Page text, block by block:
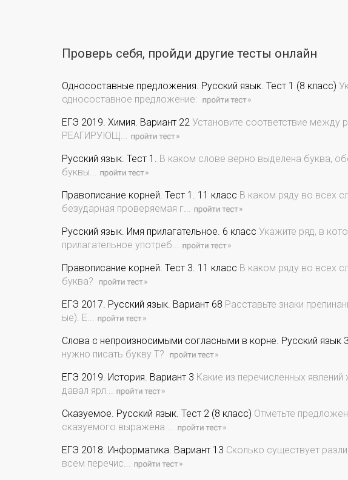
Проверь себя, пройди другие тесты онлайн
Односоставные предложения. Русский язык. Тест 1 (8 класс)
односоставное предложение:
ЕГЭ 2019. Химия. Вариант 22 Установите соответствие между
РЕАГИРУЮЩ...
Русский язык. Тест 1. В каком слове верно выделена буква,
буквы...
Правописание корней. Тест 1. 11 класс В каком ряду во всех
безударная проверяемая г...
Русский язык. Имя прилагательное. 6 класс Укажите ряд, в
прилагательное употреб...
Правописание корней. Тест 3. 11 класс В каком ряду во всех
буква?
ЕГЭ 2017. Русский язык. Вариант 68 Расставьте знаки
ые). Е...
Слова с непроизносимыми согласными в корне. Русский язык
нужно писать букву Т?
ЕГЭ 2019. История. Вариант 3 Какие из перечисленных
давал ярл...
Сказуемое. Русский язык. Тест 2 (8 класс) Отметьте
сказуемого выражена ...
ЕГЭ 2018. Информатика. Вариант 13 Сколько существует
всем перечис...